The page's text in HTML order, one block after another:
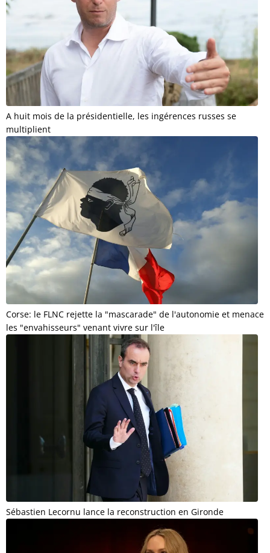
A huit mois de la présidentielle, les ingérences russes se
multiplient
Corse: le FLNC rejette la "mascarade" de l'autonomie et menace
les "envahisseurs" venant vivre sur l'île
Sébastien Lecornu lance la reconstruction en Gironde